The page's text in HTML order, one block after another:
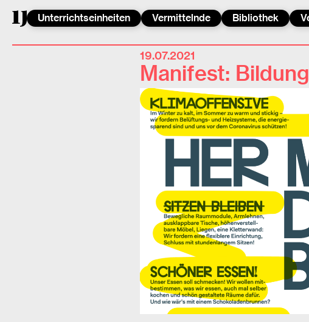
Unterrichtseinheiten Vermittelnde Bibliothek
19.07.2021
Manifest: